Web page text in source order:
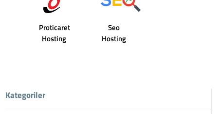
Proticaret
Hosting
Seo
Hosting
Kategoriler